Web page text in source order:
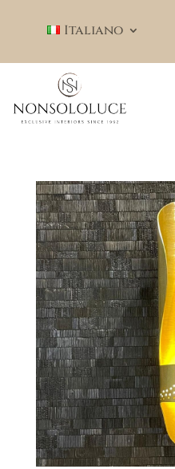
Italiano